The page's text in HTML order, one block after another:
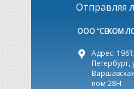
Отправляя
ООО “СЕКОМ
Адрес:
Петербург,
пом 28Н